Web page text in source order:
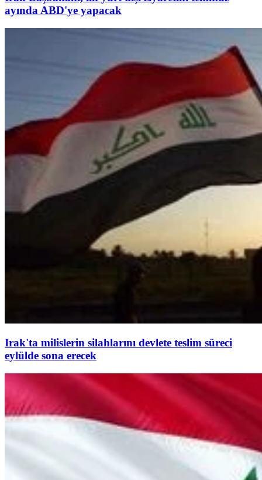
ayında ABD'ye yapacak
Irak'ta milislerin silahlarını devlete teslim süreci
eylülde sona erecek